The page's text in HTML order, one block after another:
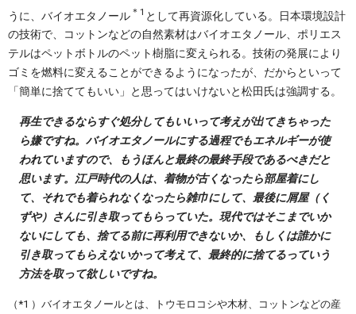
うに、バイオエタノール ＊1 として再資源化している。日本環境設計
の技術で、コットンなどの自然素材はバイオエタノール、ポリエス
テルはペットボトルのペット樹脂に変えられる。技術の発展により
ゴミを燃料に変えることができるようになったが、だからといって
「簡単に捨ててもいい」と思ってはいけないと松田氏は強調する。
再生できるならすぐ処分してもいいって考えが出てきちゃった
ら嫌ですね。バイオエタノールにする過程でもエネルギーが使
われていますので、もうほんと最終の最終手段であるべきだと
思います。江戸時代の人は、着物が古くなったら部屋着にし
て、それでも着られなくなったら雑巾にして、最後に屑屋（く
ずや）さんに引き取ってもらっていた。現代ではそこまでいか
ないにしても、捨てる前に再利用できないか、もしくは誰かに
引き取ってもらえないかって考えて、最終的に捨てるっていう
方法を取って欲しいですね。
（*1 ）バイオエタノールとは、トウモロコシや木材、コットンなどの産